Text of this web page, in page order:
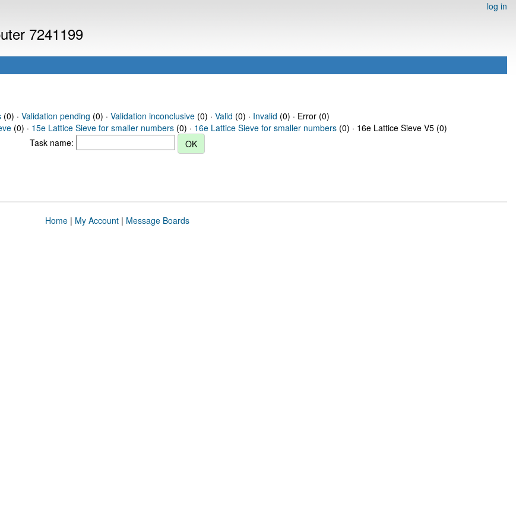
log in
7241199
(0) · Validation pending (0) · Validation inconclusive(0) · Valid (0) · Invalid (0) · Error (0)
(0) · 15e Lattice Sieve for smaller numbers (0) · 16e Lattice Sieve for smaller numbers (0) · 16e Lattice Sieve V5 (0)
Task name:
Home| My Account| Message Boards